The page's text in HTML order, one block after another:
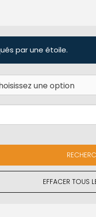
par une étoile.
EFFACER TOUS